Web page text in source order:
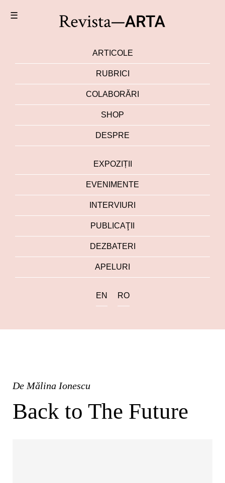
☰
ARTICOLE
RUBRICI
COLABORĂRI
SHOP
DESPRE
EXPOZIȚII
EVENIMENTE
INTERVIURI
PUBLICAŢII
DEZBATERI
APELURI
EN RO
De Mălina Ionescu
Back to The Future